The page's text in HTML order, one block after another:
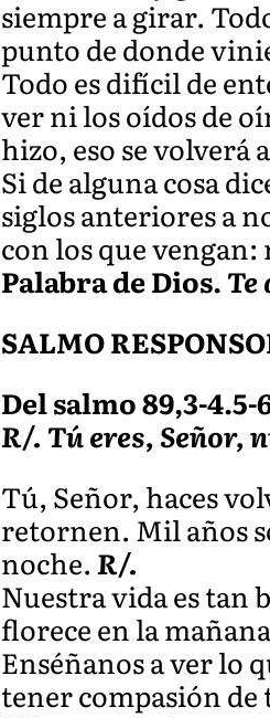
siempre a girar.
punto de donde
Todo es difícil de
ver ni los oídos de
hizo, eso se volverá
Si de alguna cosa
siglos anteriores a
con los que vengan:
Palabra de Dios.Te
SALMO
Del salmo 89,3-4.5-
R/. Tú eres, Señor,
Tú, Señor, haces
retornen. Mil años
noche.R/.
Nuestra vida es tan
florece en la
Enséñanos a ver lo
tener compasión de